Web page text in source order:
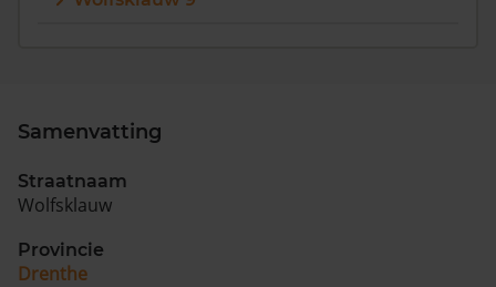
Samenvatting
Straatnaam
Wolfsklauw
Provincie
Drenthe